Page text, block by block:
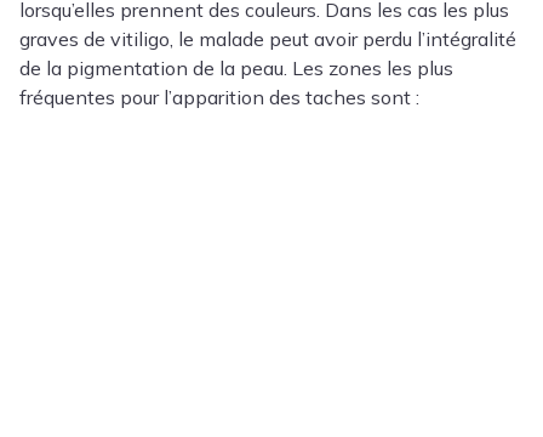
lorsqu’elles prennent des couleurs. Dans les cas les plus
graves de vitiligo, le malade peut avoir perdu l’intégralité
de la pigmentation de la peau. Les zones les plus
fréquentes pour l’apparition des taches sont :